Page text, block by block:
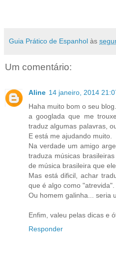
Guia Prático de Espanhol às
Um comentário:
Aline 14 janeiro, 2014
Haha muito bom o seu
a googlada que me
traduz algumas palavras,
E está me ajudando muito.
Na verdade um amigo
traduza músicas
de música brasileira que
Mas está dificil, achar
que é algo como "atrevida".
Ou homem galinha... seria
Enfim, valeu pelas dicas e
Responder